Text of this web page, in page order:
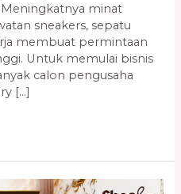
minat
sneakers, sepatu
membuat permintaan
Untuk memulai bisnis
calon pengusaha
[…]